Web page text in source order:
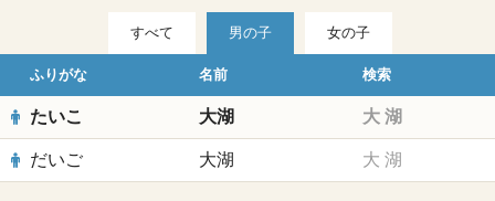
すべて 男の子 女の子
ふりがな 名前 検索
たいこ 大湖 大 湖
だいご 大湖 大 湖